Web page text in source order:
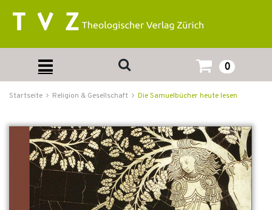
0
Startseite Religion & Gesellschaft Die Samuelbücher heute lesen